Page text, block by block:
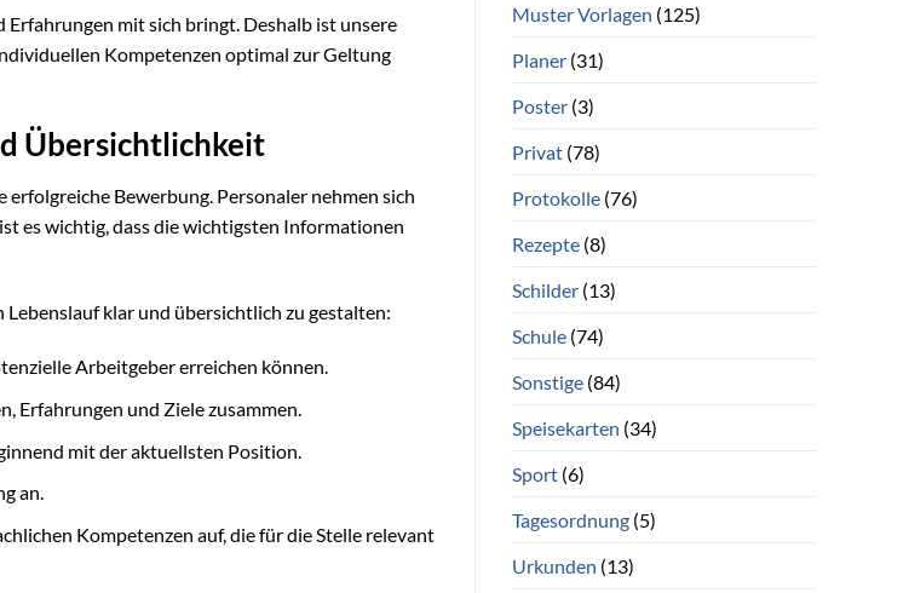
mit sich bringt. Deshalb ist unsere
Kompetenzen optimal zur Geltung
Übersichtlichkeit
Bewerbung. Personaler nehmen sich
es wichtig, dass die wichtigsten Informationen
klar und übersichtlich zu gestalten:
Arbeitgeber erreichen können.
Erfahrungen und Ziele zusammen.
mit der aktuellsten Position.
an.
Kompetenzen auf, die für die Stelle relevant
Muster Vorlagen (125)
Planer(31)
Poster(3)
Privat(78)
Protokolle(76)
Rezepte(8)
Schilder(13)
Schule(74)
Sonstige(84)
Speisekarten (34)
Sport(6)
Tagesordnung(5)
Urkunden (13)